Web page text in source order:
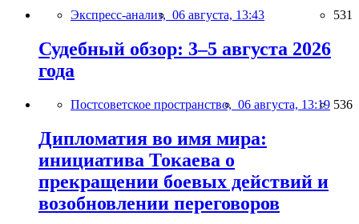
Экспресс-анализ, 06 августа, 13:43 531
Судебный обзор: 3–5 августа 2026
года
Постсоветское пространство, 06 августа, 13:19 536
Дипломатия во имя мира:
инициатива Токаева о
прекращении боевых действий и
возобновлении переговоров